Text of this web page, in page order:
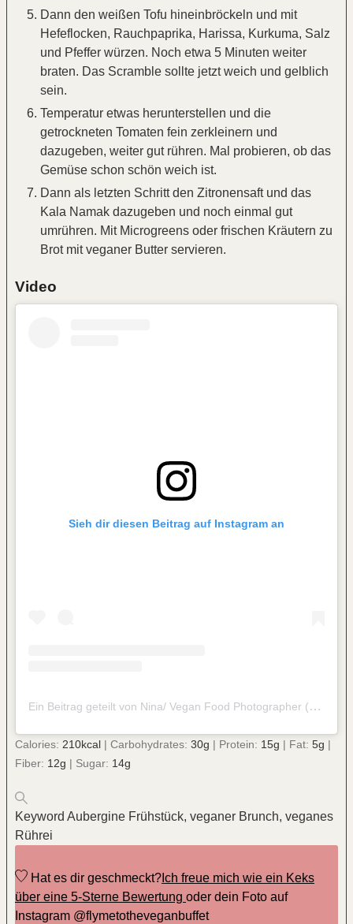
Dann den weißen Tofu hineinbröckeln und mit
Hefeflocken, Rauchpaprika, Harissa, Kurkuma, Salz
und Pfeffer würzen. Noch etwa 5 Minuten weiter
braten. Das Scramble sollte jetzt weich und gelblich
sein.
Temperatur etwas herunterstellen und die
getrockneten Tomaten fein zerkleinern und
dazugeben, weiter gut rühren. Mal probieren, ob das
Gemüse schon schön weich ist.
Dann als letzten Schritt den Zitronensaft und das
Kala Namak dazugeben und noch einmal gut
umrühren. Mit Microgreens oder frischen Kräutern zu
Brot mit veganer Butter servieren.
Video
Sieh dir diesen Beitrag auf Instagram an
Ein Beitrag geteilt von Nina/ Vegan Food Photographer (@flymetotheveganbuffet)
Calories: 210kcal | Carbohydrates: 30g | Protein: 15g | Fat: 5g |
Fiber: 12g | Sugar: 14g
Keyword Aubergine Frühstück, veganer Brunch, veganes
Rührei
Hat es dir geschmeckt? Ich freue mich wie ein Keks
über eine 5-Sterne Bewertung oder dein Foto auf
Instagram @flymetotheveganbuffet